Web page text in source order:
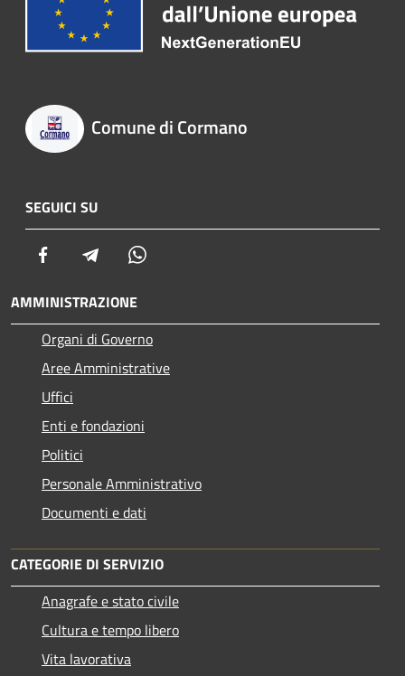
Comune di Cormano
SEGUICI SU
Facebook Telegram
AMMINISTRAZIONE
Organi di Governo
Aree Amministrative
Uffici
Enti e fondazioni
Politici
Personale Amministrativo
Documenti e dati
CATEGORIE DI SERVIZIO
Anagrafe e stato civile
Cultura e tempo libero
Vita lavorativa